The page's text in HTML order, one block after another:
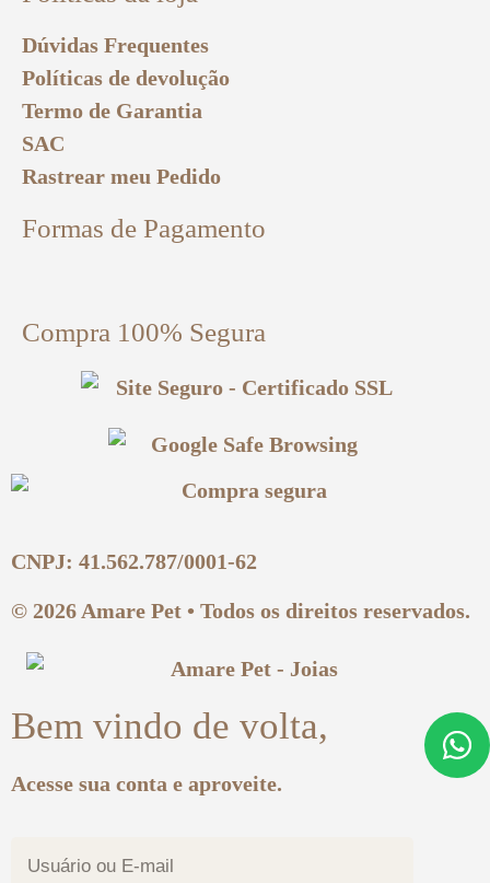
Dúvidas Frequentes
Políticas de devolução
Termo de Garantia
SAC
Rastrear meu Pedido
Formas de Pagamento
Compra 100% Segura
CNPJ: 41.562.787/0001-62
© 2026 Amare Pet • Todos os direitos reservados.
Bem vindo de volta,
Acesse sua conta e aproveite.